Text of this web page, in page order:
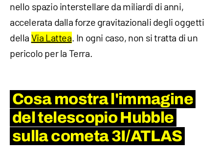
nello spazio interstellare da miliardi di anni,
accelerata dalla forze gravitazionali degli oggetti
della Via Lattea. In ogni caso, non si tratta di un
pericolo per la Terra.
Cosa mostra l'immagine
del telescopio Hubble
sulla cometa 3I/ATLAS